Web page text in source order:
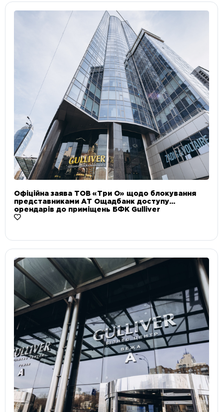
Офіційна заява ТОВ «Три О» щодо блокування
представниками АТ Ощадбанк доступу
орендарів до приміщень БФК Gulliver